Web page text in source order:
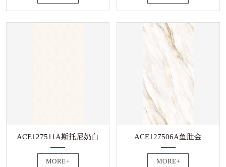
ACE127511A斯托尼奶白
MORE+
ACE127506A鱼肚金
MORE+